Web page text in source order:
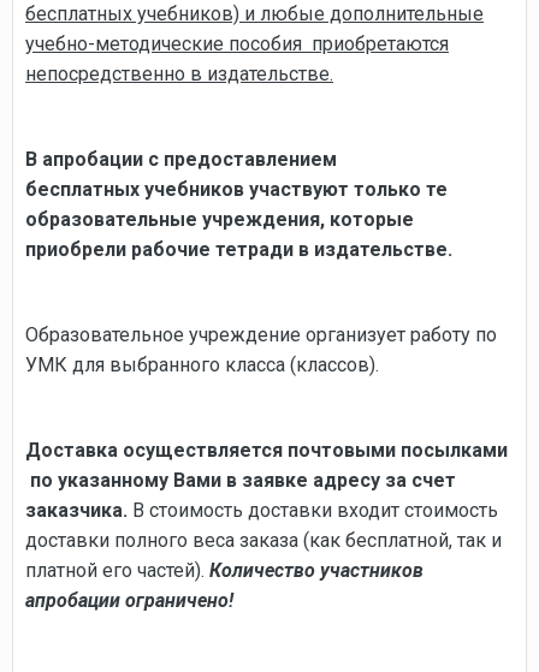
бесплатных учебников) и любые дополнительные
учебно-методические пособия приобретаются
непосредственно в издательстве.
В апробации с предоставлением
бесплатных учебников участвуют только те
образовательные учреждения, которые
приобрели рабочие тетради в издательстве.
Образовательное учреждение организует работу по
УМК для выбранного класса (классов).
Доставка осуществляется почтовыми посылками
по указанному Вами в заявке адресу за счет
заказчика. В стоимость доставки входит стоимость
доставки полного веса заказа (как бесплатной, так и
платной его частей). Количество участников
апробации ограничено!